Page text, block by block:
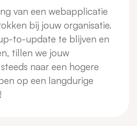
van een webapplicatie
bij jouw organisatie.
to-update te blijven en
tillen we jouw
naar een hogere
op een langdurige